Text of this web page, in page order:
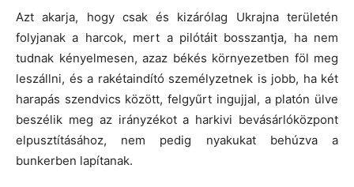
Azt akarja, hogy csak és kizárólag Ukrajna területén
folyjanak a harcok, mert a pilótáit bosszantja, ha nem
tudnak kényelmesen, azaz békés környezetben föl meg
leszállni, és a rakétaindító személyzetnek is jobb, ha két
harapás szendvics között, felgyűrt ingujjal, a platón ülve
beszélik meg az irányzékot a harkivi bevásárlóközpont
elpusztításához, nem pedig nyakukat behúzva a
bunkerben lapítanak.